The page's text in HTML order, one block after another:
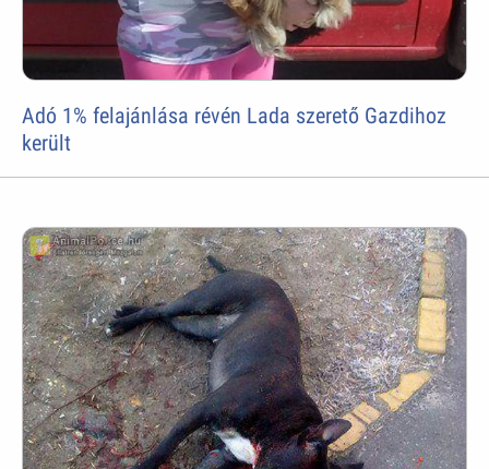
Adó 1% felajánlása révén Lada szerető Gazdihoz
került